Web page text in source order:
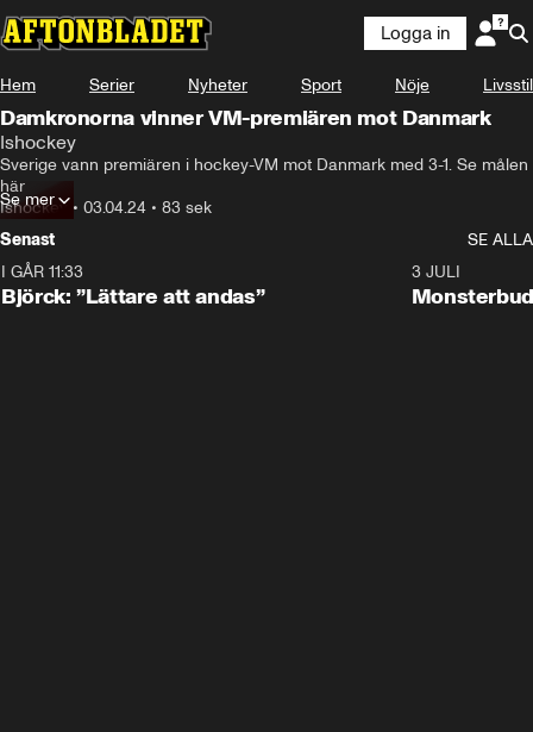
Logga in
Hem Serier Nyheter Sport Nöje Livsstil
Damkronorna vinner VM-premiären mot Danmark
Ishockey
Sverige vann premiären i hockey-VM mot Danmark med 3-1. Se målen
här
Ishockey• 03.04.24 • 83 sek
Se mer
Senast
SE ALLA
I GÅR 11:33
Björck: ”Lättare att andas”
3 JULI